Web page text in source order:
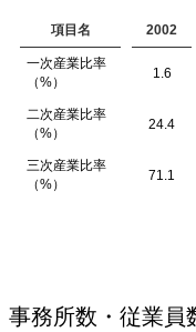
項目名 2002
一次産業比率
（%）
1.6
二次産業比率
（%）
24.4
三次産業比率
（%）
71.1
事務所数・従業員